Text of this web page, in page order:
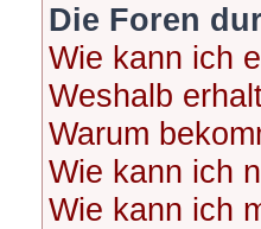
Die Foren
Wie kann ich
Weshalb
Warum
Wie kann ich
Wie kann ich